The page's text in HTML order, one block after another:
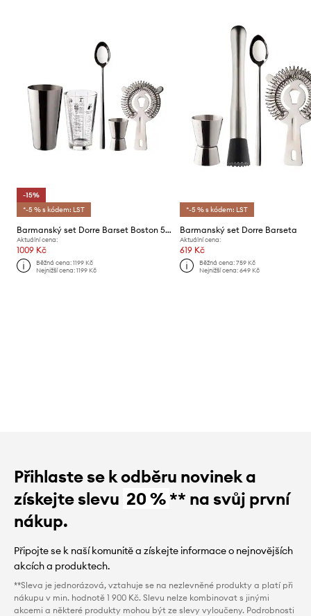
-15%
*-5 % s kódem: LST
Barmanský set Dorre Barset Boston 5-pack
Aktuální cena:
1009 Kč
Běžná cena:1199 Kč
Nejnižší cena:1199 Kč
*-5 % s kódem: LST
Barmanský set Dorre Barseta
Aktuální cena:
619 Kč
Běžná cena: 759 Kč
Nejnižší cena: 649 Kč
Přihlaste se k odběru novinek a
získejte slevu 20 %** na svůj první
nákup.
Připojte se k naší komunitě a získejte informace o nejnovějších
akcích a produktech.
**Sleva je jednorázová, vztahuje se na nezlevněné produkty a platí při
nákupu v min. hodnotě 1 900 Kč. Slevu nelze kombinovat s jinými
akcemi a některé produkty mohou být ze slevy vyloučeny. Podrobnosti